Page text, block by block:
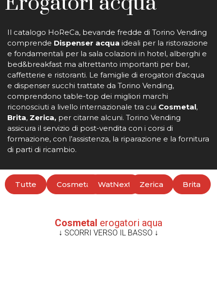
Il catalogo HoReCa, bevande fredde di Torino Vending
comprende Dispenser acqua ideali per la ristorazione
e fondamentali per la sala colazioni in hotel, alberghi e
bed&breakfast ma altrettanto importanti per bar,
caffetterie e ristoranti. Le famiglie di erogatori d’acqua
e dispenser succhi trattate da Torino Vending,
comprendono table-top dei migliori marchi
riconosciuti a livello internazionale tra cui Cosmetal,
Brita, Zerica, per citarne alcuni. Torino Vending
assicura il servizio di post-vendita con i corsi di
formazione, con l’assistenza, la riparazione e la fornitura
di parti di ricambio.
Tutte Cosmetal WatNext Zerica Brita
Cosmetal erogatori aqua
↓ SCORRI VERSO IL BASSO ↓